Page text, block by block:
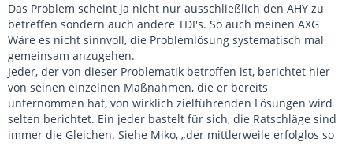
Das Problem scheint ja nicht nur ausschließlich den AHY zu
betreffen sondern auch andere TDI's. So auch meinen AXG
Wäre es nicht sinnvoll, die Problemlösung systematisch mal
gemeinsam anzugehen.
Jeder, der von dieser Problematik betroffen ist, berichtet hier
von seinen einzelnen Maßnahmen, die er bereits
unternommen hat, von wirklich zielführenden Lösungen wird
selten berichtet. Ein jeder bastelt für sich, die Ratschläge sind
immer die Gleichen. Siehe Miko, „der mittlerweile erfolglos so